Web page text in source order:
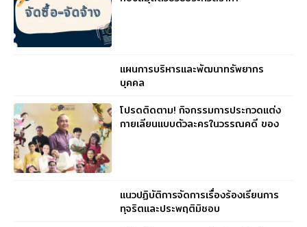
แผนการบริหารและพัฒนาทรัพยากร
บุคคล
โปรดติดตาม! กิจกรรมการประกวดแต่ง
กายเลียนแบบตัวละครในวรรณคดี ของ
แนวปฏิบัติการจัดการเรื่องร้องเรียนการ
ทุจริตและประพฤติมิชอบ